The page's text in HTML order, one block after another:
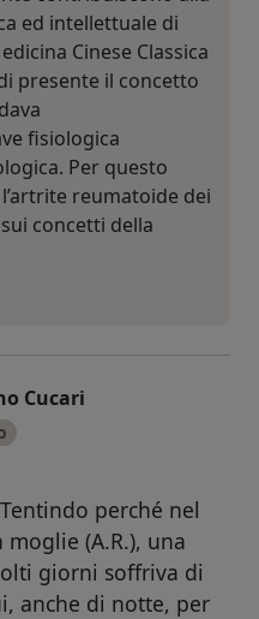
ed intellettuale di
Cinese Classica
presente il concetto
fisiologica
Per questo
reumatoide dei
concetti della
Cucari
perché nel
(A.R.), una
giorni soffriva di
anche di notte, per